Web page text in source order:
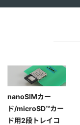
nanoSIMカー
ド/microSD™カー
ド用2段トレイコ